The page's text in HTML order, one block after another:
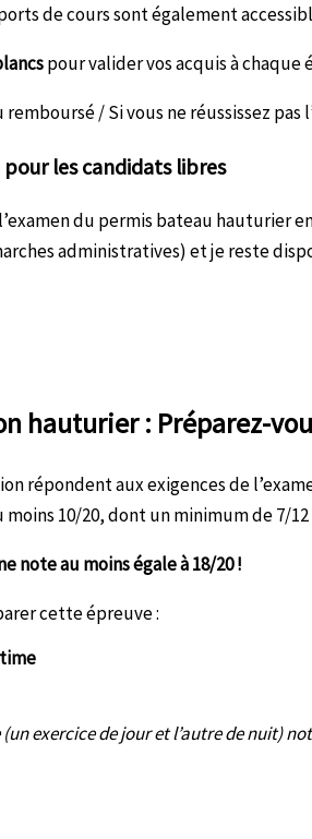
de cours sont également
pour valider vos acquis à
/ Si vous ne réussissez
les candidats libres
du permis bateau hauturier
administratives) et je reste
hauturier : Préparez-
répondent aux exigences de
10/20, dont un minimum de 7/
note au moins égale à 18/20 !
cette épreuve :
exercice de jour et l’autre de nuit)